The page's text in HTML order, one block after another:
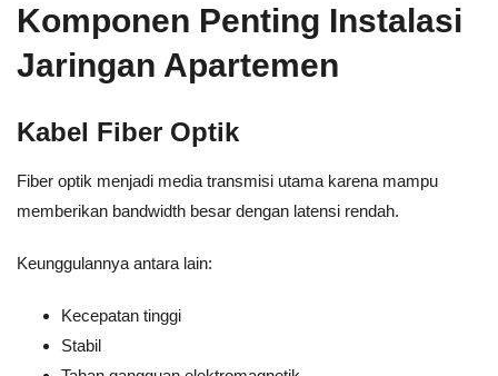
Komponen Penting Instalasi
Jaringan Apartemen
Kabel Fiber Optik
Fiber optik menjadi media transmisi utama karena mampu
memberikan bandwidth besar dengan latensi rendah.
Keunggulannya antara lain:
Kecepatan tinggi
Stabil